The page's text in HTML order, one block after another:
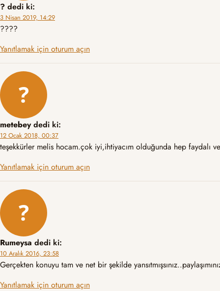
? dedi ki:
3 Nisan 2019, 14:29
????
Yanıtlamak için oturum açın
metebey dedi ki:
12 Ocak 2018, 00:37
teşekkürler melis hocam.çok iyi,ihtiyacım olduğunda hep faydalı
Yanıtlamak için oturum açın
Rumeysa dedi ki:
10 Aralık 2016, 23:58
Gerçekten konuyu tam ve net bir şekilde
Yanıtlamak için oturum açın